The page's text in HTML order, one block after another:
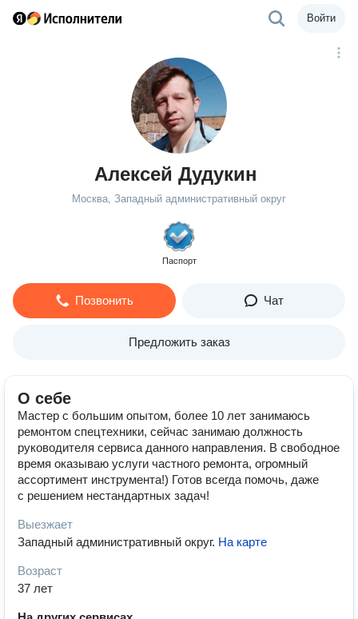
Войти
Алексей Дудукин
Москва, Западный административный округ
Паспорт
Позвонить Чат
Предложить заказ
О себе
Мастер с большим опытом, более 10 лет занимаюсь
ремонтом спецтехники, сейчас занимаю должность
руководителя сервиса данного направления. В свободное
время оказываю услуги частного ремонта, огромный
ассортимент инструмента!) Готов всегда помочь, даже
с решением нестандартных задач!
Выезжает
Западный административный округ. На карте
Возраст
37 лет